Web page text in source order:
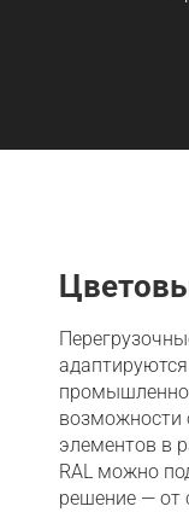
возможности
элементов в
RAL можно
решение — от